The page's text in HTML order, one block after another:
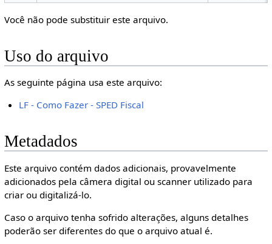
Você não pode substituir este arquivo.
Uso do arquivo
As seguinte página usa este arquivo:
LF - Como Fazer - SPED Fiscal
Metadados
Este arquivo contém dados adicionais, provavelmente
adicionados pela câmera digital ou scanner utilizado para
criar ou digitalizá-lo.
Caso o arquivo tenha sofrido alterações, alguns detalhes
poderão ser diferentes do que o arquivo atual é.